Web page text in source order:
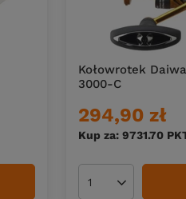
Kołowrotek
3000-C
294,90 zł
Kup za: 9731.70
Ilość produktów